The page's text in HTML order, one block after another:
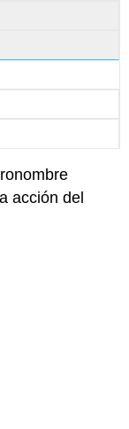
acción del